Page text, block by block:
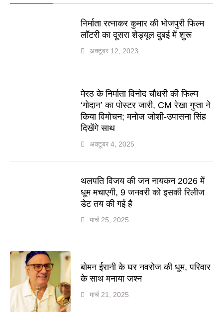
निर्माता रत्नाकर कुमार की भोजपुरी फिल्म
लॉटरी का दूसरा शेड्यूल दुबई में शुरू
अक्टूबर 12, 2023
मेरठ के निर्माता विनोद चौधरी की फिल्म
‘गोदान’ का पोस्टर जारी, CM रेखा गुप्ता ने
किया विमोचन; मनोज जोशी-उपासना सिंह
दिखेंगे साथ
अक्टूबर 4, 2025
थलपति विजय की जन नायकन 2026 में
धूम मचाएगी, 9 जनवरी को इसकी रिलीज
डेट तय की गई है
मार्च 25, 2025
बोमन ईरानी के घर नवरोज की धूम, परिवार
के साथ मनाया जश्न
मार्च 21, 2025